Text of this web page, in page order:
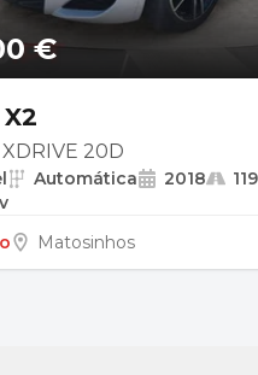
€
20D
Automática 2018
Matosinhos